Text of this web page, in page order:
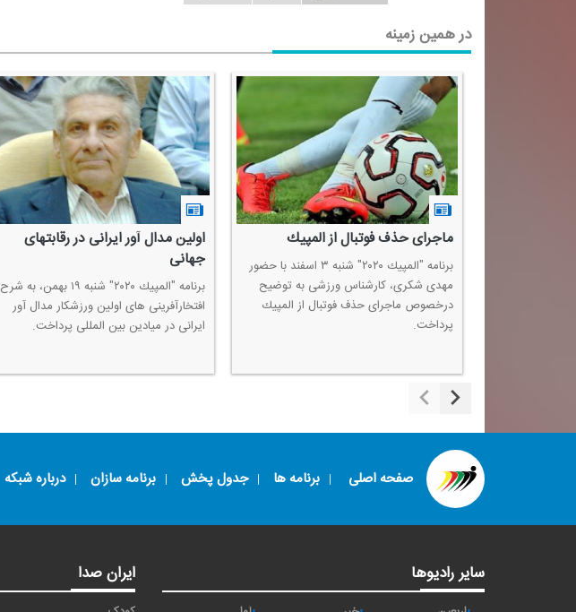
در همین زمینه
ماجرای حذف فوتبال از المپیك
برنامه "المپیك ۲۰۲۰" شنبه ۳ اسفند با حضور
مهدی شكری، كارشناس ورزشی به توضیح
درخصوص ماجرای حذف فوتبال از المپیك
پرداخت.
اولین مدال آور ایرانی در رقابتهای
جهانی
برنامه "المپیك ۲۰۲۰" شنبه ۱۹ بهمن، به شرح
افتخارآفرینی های اولین ورزشكار مدال آور
ایرانی در میادین بین المللی پرداخت.
صفحه اصلی برنامه ها جدول پخش برنامه سازان درباره شبکه
سایر رادیوها ایران صدا